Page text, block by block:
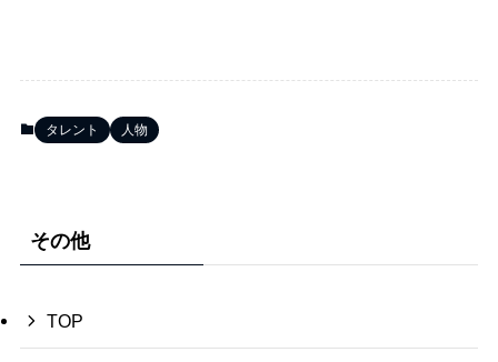
タレント 人物
その他
TOP